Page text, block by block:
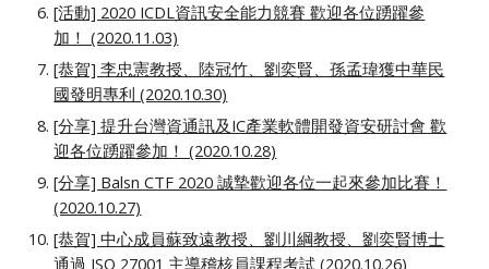
[活動] 2020 ICDL資訊安全能力競賽 歡迎各位踴躍參
加！ (2020.11.03)
[恭賀] 李忠憲教授、陸冠竹、劉奕賢、孫孟瑋獲中華民
國發明專利 (2020.10.30)
[分享] 提升台灣資通訊及IC產業軟體開發資安研討會 歡
迎各位踴躍參加！ (2020.10.28)
[分享] Balsn CTF 2020 誠摯歡迎各位一起來參加比賽！
(2020.10.27)
[恭賀] 中心成員蘇致遠教授、劉川綱教授、劉奕賢博士
通過 ISO 27001 主導稽核員課程考試 (2020.10.26)